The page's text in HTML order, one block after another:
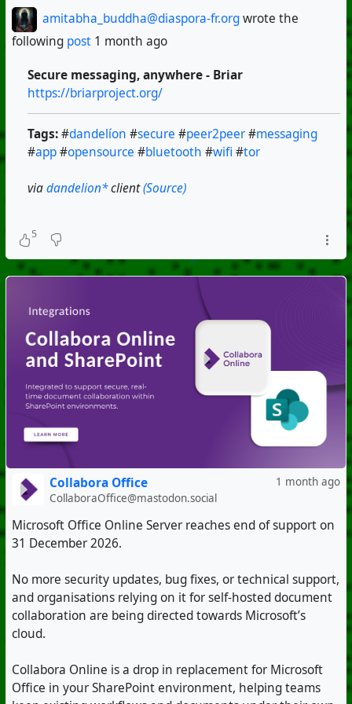
amitabha_buddha@diaspora-fr.orgwrote the
following post 1 month ago
Secure messaging, anywhere - Briar
https://briarproject.org/
Tags:#dandelíon #secure #peer2peer#messaging
#app#opensource #bluetooth #wifi #tor
viadandelion*client(Source)
5
1 month ago
Collabora Office
CollaboraOffice@mastodon.social
Microsoft Office Online Server reaches end of support on
31 December 2026.
No more security updates, bug fixes, or technical support,
and organisations relying on it for self-hosted document
collaboration are being directed towards Microsoft’s
cloud.
Collabora Online is a drop in replacement for Microsoft
Office in your SharePoint environment, helping teams